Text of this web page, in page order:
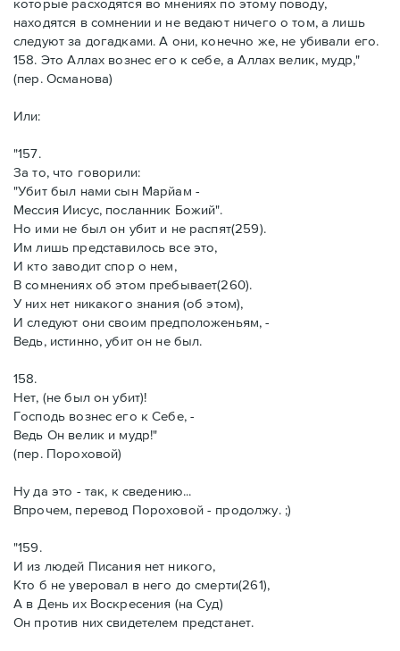
которые расходятся во мнениях по этому поводу,
находятся в сомнении и не ведают ничего о том, а лишь
следуют за догадками. А они, конечно же, не убивали его.
158. Это Аллах вознес его к себе, а Аллах велик, мудр,"
(пер. Османова)
Или:
"157.
За то, что говорили:
"Убит был нами сын Марйам -
Мессия Иисус, посланник Божий".
Но ими не был он убит и не распят(259).
Им лишь представилось все это,
И кто заводит спор о нем,
В сомнениях об этом пребывает(260).
У них нет никакого знания (об этом),
И следуют они своим предположеньям, -
Ведь, истинно, убит он не был.
158.
Нет, (не был он убит)!
Господь вознес его к Себе, -
Ведь Он велик и мудр!"
(пер. Пороховой)
Ну да это - так, к сведению...
Впрочем, перевод Пороховой - продолжу. ;)
"159.
И из людей Писания нет никого,
Кто б не уверовал в него до смерти(261),
А в День их Воскресения (на Суд)
Он против них свидетелем предстанет.